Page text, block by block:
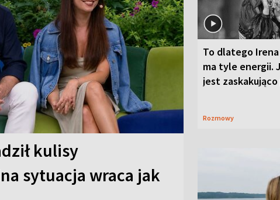
kulisy
sytuacja wraca jak
To dlatego
ma tyle energii.
jest
Rozmowy